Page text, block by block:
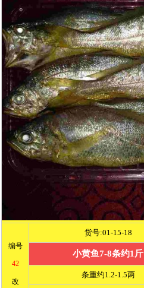
编号
42
改
货号:01-15-18
小黄鱼7-8条约1斤
条重约1.2-1.5两